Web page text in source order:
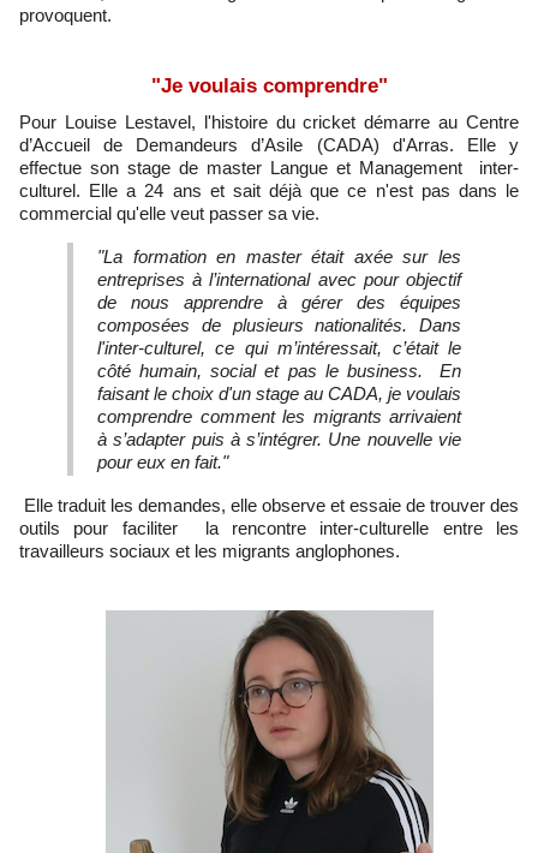
provoquent.
"Je voulais comprendre"
Pour Louise Lestavel, l'histoire du cricket démarre au Centre
d’Accueil de Demandeurs d’Asile (CADA) d'Arras. Elle y
effectue son stage de master Langue et Management inter-
culturel. Elle a 24 ans et sait déjà que ce n'est pas dans le
commercial qu'elle veut passer sa vie.
"La formation en master était axée sur les
entreprises à l’international avec pour objectif
de nous apprendre à gérer des équipes
composées de plusieurs nationalités. Dans
l'inter-culturel, ce qui m’intéressait, c’était le
côté humain, social et pas le business. En
faisant le choix d'un stage au CADA, je voulais
comprendre comment les migrants arrivaient
à s’adapter puis à s’intégrer. Une nouvelle vie
pour eux en fait."
Elle traduit les demandes, elle observe et essaie de trouver des
outils pour faciliter la rencontre inter-culturelle entre les
travailleurs sociaux et les migrants anglophones.